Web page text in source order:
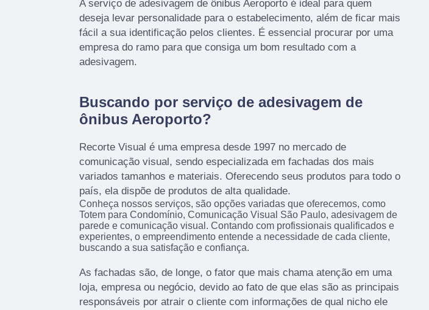
A serviço de adesivagem de ônibus Aeroporto é ideal para quem
deseja levar personalidade para o estabelecimento, além de ficar mais
fácil a sua identificação pelos clientes. É essencial procurar por uma
empresa do ramo para que consiga um bom resultado com a
adesivagem.
Buscando por serviço de adesivagem de
ônibus Aeroporto?
Recorte Visual é uma empresa desde 1997 no mercado de
comunicação visual, sendo especializada em fachadas dos mais
variados tamanhos e materiais. Oferecendo seus produtos para todo o
país, ela dispõe de produtos de alta qualidade.
Conheça nossos serviços, são opções variadas que oferecemos, como
Totem para Condomínio, Comunicação Visual São Paulo, adesivagem de
parede e comunicação visual. Contando com profissionais qualificados e
experientes, o empreendimento entende a necessidade de cada cliente,
buscando a sua satisfação e confiança.
As fachadas são, de longe, o fator que mais chama atenção em uma
loja, empresa ou negócio, devido ao fato de que elas são as principais
responsáveis por atrair o cliente com informações de qual nicho ele